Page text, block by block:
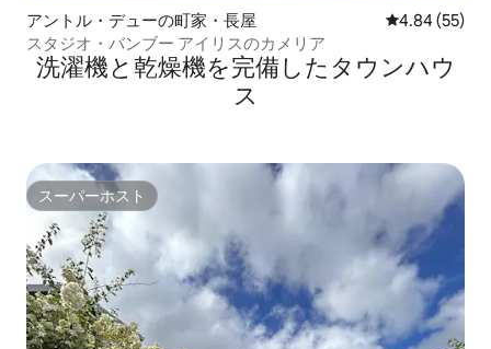
アントル・デューの町家・長屋 レビュー55
4.84 (55)
スタジオ・バンブー アイリスのカメリア
洗濯機と乾燥機を完備したタウンハウ
ス
スーパーホスト
スーパーホスト